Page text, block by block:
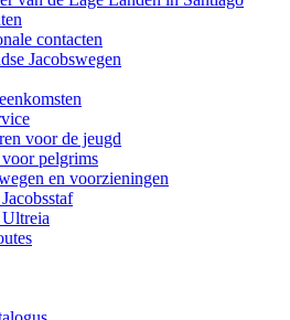
contacten
Jacobswegen
voor de jeugd
pelgrims
en voorzieningen